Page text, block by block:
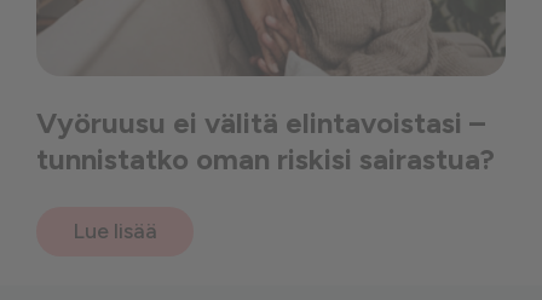
Vyöruusu ei välitä elintavoistasi –
tunnistatko oman riskisi sairastua?
Lue lisää